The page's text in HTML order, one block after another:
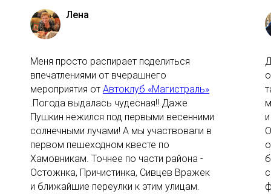
Лена
Меня просто распирает поделиться
впечатлениями от вчерашнего
мероприятия от Автоклуб «Магистраль»
.Погода выдалась чудесная!! Даже
Пушкин нежился под первыми весенними
солнечными лучами! А мы участвовали в
первом пешеходном квесте по
Хамовникам. Точнее по части района -
Остожнка, Причистинка, Сивцев Вражек
и ближайшие переулки к этим улицам.